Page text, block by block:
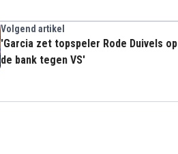
Volgend artikel
'Garcia zet topspeler Rode Duivels op
de bank tegen VS'